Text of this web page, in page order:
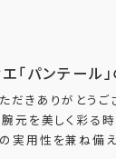
「パンテール
だきありがとう
元を美しく彩る
実用性を兼ね備